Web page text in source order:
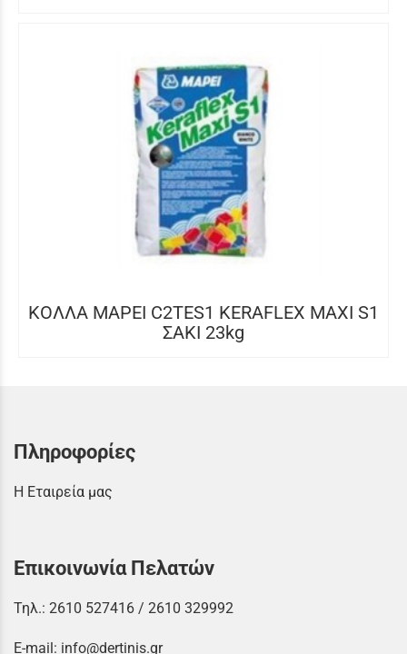
ΚΟΛΛΑ MAPEI C2TES1 KERAFLEX MAXI S1
ΣΑΚΙ 23kg
Πληροφορίες
Η Εταιρεία μας
Επικοινωνία Πελατών
Τηλ.: 2610 527416 / 2610 329992
E-mail: info@dertinis.gr